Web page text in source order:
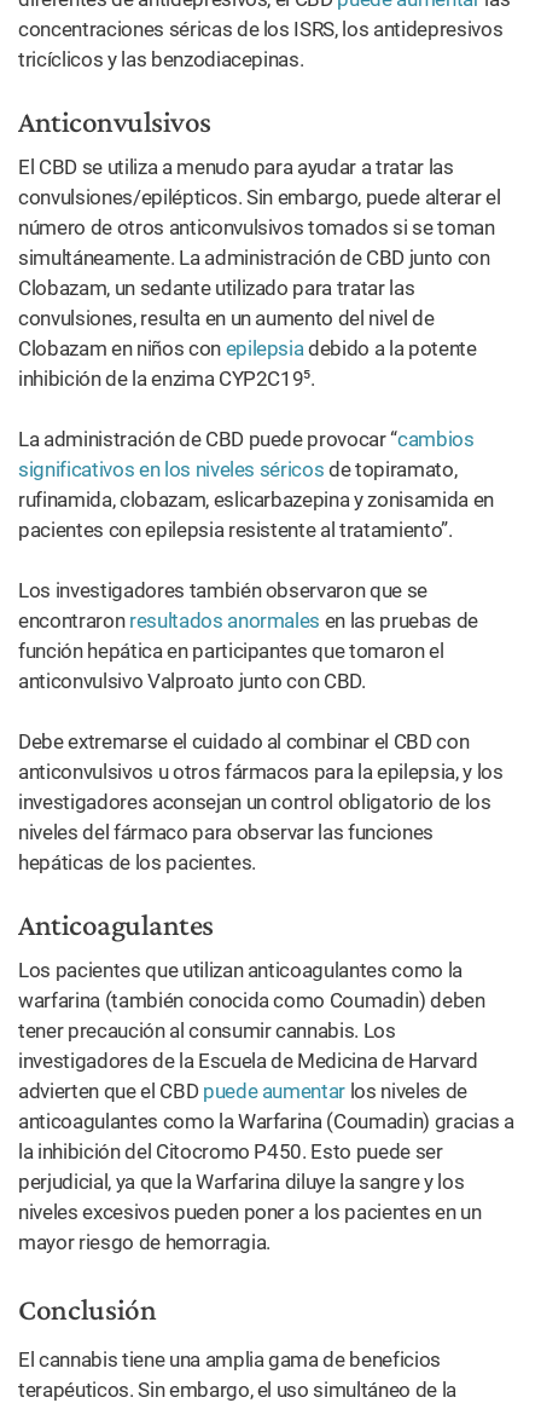
concentraciones séricas de los ISRS, los antidepresivos
tricíclicos y las benzodiacepinas.
Anticonvulsivos
El CBD se utiliza a menudo para ayudar a tratar las
convulsiones/epilépticos. Sin embargo, puede alterar el
número de otros anticonvulsivos tomados si se toman
simultáneamente. La administración de CBD junto con
Clobazam, un sedante utilizado para tratar las
convulsiones, resulta en un aumento del nivel de
Clobazam en niños con epilepsiadebido a la potente
inhibición de la enzima CYP2C19⁵.
La administración de CBD puede provocar “cambios
significativos en los niveles séricos de topiramato,
rufinamida, clobazam, eslicarbazepina y zonisamida en
pacientes con epilepsia resistente al tratamiento”.
Los investigadores también observaron que se
encontraron resultados anormales en las pruebas de
función hepática en participantes que tomaron el
anticonvulsivo Valproato junto con CBD.
Debe extremarse el cuidado al combinar el CBD con
anticonvulsivos u otros fármacos para la epilepsia, y los
investigadores aconsejan un control obligatorio de los
niveles del fármaco para observar las funciones
hepáticas de los pacientes.
Anticoagulantes
Los pacientes que utilizan anticoagulantes como la
warfarina (también conocida como Coumadin) deben
tener precaución al consumir cannabis. Los
investigadores de la Escuela de Medicina de Harvard
advierten que el CBD puede aumentar los niveles de
anticoagulantes como la Warfarina (Coumadin) gracias a
la inhibición del Citocromo P450. Esto puede ser
perjudicial, ya que la Warfarina diluye la sangre y los
niveles excesivos pueden poner a los pacientes en un
mayor riesgo de hemorragia.
Conclusión
El cannabis tiene una amplia gama de beneficios
terapéuticos. Sin embargo, el uso simultáneo de la